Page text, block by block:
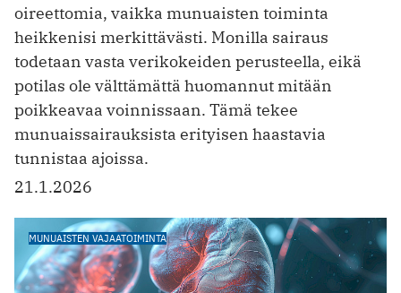
oireettomia, vaikka munuaisten toiminta
heikkenisi merkittävästi. Monilla sairaus
todetaan vasta verikokeiden perusteella, eikä
potilas ole välttämättä huomannut mitään
poikkeavaa voinnissaan. Tämä tekee
munuaissairauksista erityisen haastavia
tunnistaa ajoissa.
21.1.2026
MUNUAISTEN VAJAATOIMINTA